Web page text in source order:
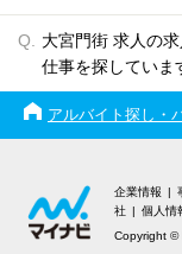
大宮門街 求人の
仕事を探していま
アルバイト探し・
企業情報
社
個人情
Copyright ©